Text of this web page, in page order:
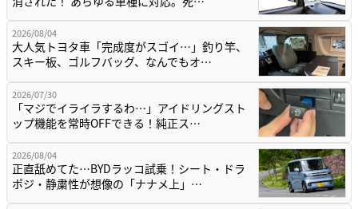
2026/08/04
大人気トヨタ車「完成度がスゴイ…」釣り竿、
スキー板、ゴルフバッグ、なんでもオ…
2026/07/30
「マジでイライラするわ…」アイドリングスト
ップ機能を常時OFFできる！純正ス…
2026/08/04
正直舐めてた…BYDラッコ試乗！シート・ドラ
ポジ・静粛性が想像の「ナナメ上」…